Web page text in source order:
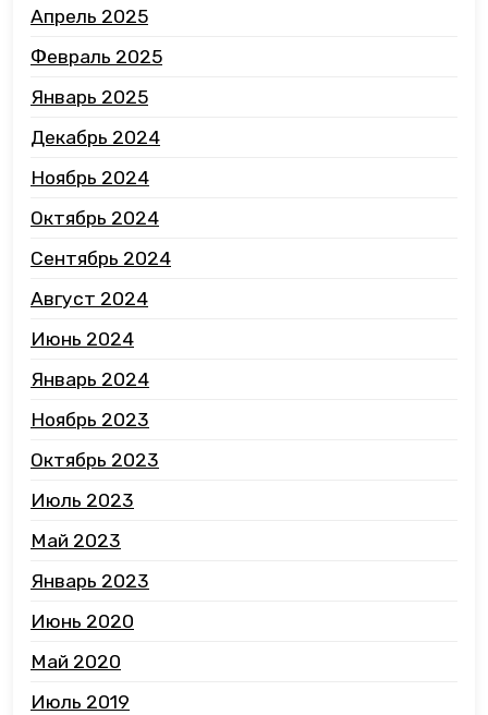
Апрель 2025
Февраль 2025
Январь 2025
Декабрь 2024
Ноябрь 2024
Октябрь 2024
Сентябрь 2024
Август 2024
Июнь 2024
Январь 2024
Ноябрь 2023
Октябрь 2023
Июль 2023
Май 2023
Январь 2023
Июнь 2020
Май 2020
Июль 2019